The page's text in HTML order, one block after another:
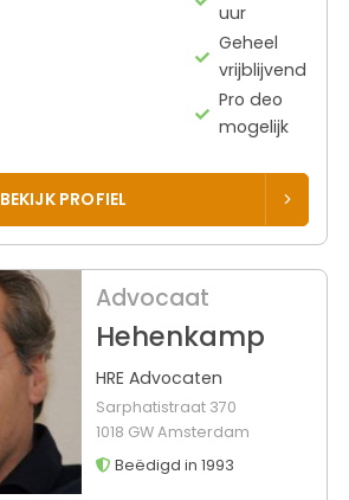
uur
Geheel
vrijblijvend
Pro deo
mogelijk
BEKIJK PROFIEL
Advocaat
Hehenkamp
HRE Advocaten
Sarphatistraat 370
1018 GW Amsterdam
Beëdigd in 1993